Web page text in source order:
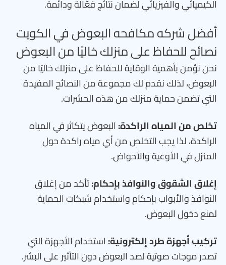
الكيميائي والفيزيائي لضمان نتائج فعّالة ودائمة.
أفضل شركه مكافحه البعوض في الكويت
نصائح للحفاظ على منزلك خاليًا من البعوض
نحن نؤمن بأهمية الوقاية للحفاظ على منزلك خاليًا من
البعوض، لذلك نقدم لك مجموعة من النصائح المفيدة
التي تضمن حماية منزلك من هذه الحشرات.
تخلص من المياه الراكدة: البعوض يتكاثر في المياه
الراكدة، لذا يجب التخلص من أي مياه راكدة حول
المنزل في الأوعية والأحواض.
إغلاق الشقوق والنوافذ بإحكام:تأكد من إغلاق
النوافذ والأبواب بإحكام واستخدام شبكات الحماية
لمنع دخول البعوض.
تركيب أجهزة طرد إلكترونية: استخدام الأجهزة التي
تصدر موجات صوتية لصد البعوض دون التأثير على البشر.